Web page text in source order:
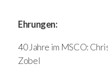
Ehrungen:
40 Jahre im MSCO:
Zobel